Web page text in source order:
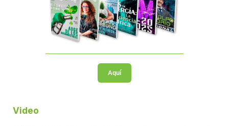
Aquí
Video